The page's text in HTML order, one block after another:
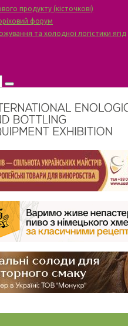
продукту (кісточкові)
форум
та холодної логістики ягід